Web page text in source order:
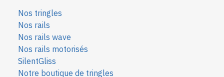
Nos tringles
Nos rails
Nos rails wave
Nos rails motorisés
SilentGliss
Notre boutique de tringles